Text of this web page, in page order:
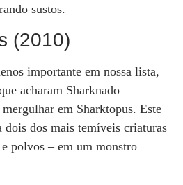
sustos.
(2010)
importante em nossa lista,
acharam Sharknado
em Sharktopus. Este
dos mais temíveis criaturas
polvos – em um monstro